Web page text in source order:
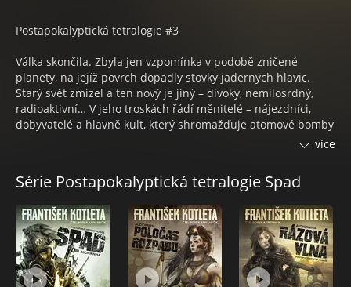
Postapokalyptická tetralogie #3
Válka skončila. Zbyla jen vzpomínka v podobě zničené
planety, na jejíž povrch dopadly stovky jaderných hlavic.
Starý svět zmizel a ten nový je jiný – divoký, nemilosrdný,
radioaktivní… V jeho troskách řádí měnitelé – nájezdníci,
dobyvatelé a hlavně kult, který shromažďuje atomové bomby
k jednomu velkému konečnému odpálení. Věří totiž, že Bůh
Ale je pár lidí, kteří nukleární zimu nechtějí. Jsou to ti, kteří si
pamatují staré časy a věří na nové začátky a v to, že tento
svět stojí ještě za záchranu. „Je to naše práce, protože v
tomhle posraným světě je to vždycky naše práce. Nezbyl už
totiž nikdo, kdo by to mohl udělat za nás,“ říká plukovník
Michálek.
více
Série Postapokalyptická tetralogie Spad